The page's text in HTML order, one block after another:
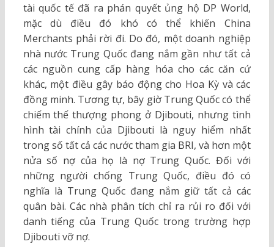
tài quốc tế đã ra phán quyết ủng hộ DP World,
mặc dù điều đó khó có thể khiến China
Merchants phải rời đi. Do đó, một doanh nghiệp
nhà nước Trung Quốc đang nắm gần như tất cả
các nguồn cung cấp hàng hóa cho các căn cứ
khác, một điều gây báo động cho Hoa Kỳ và các
đồng minh. Tương tự, bây giờ Trung Quốc có thể
chiếm thế thượng phong ở Djibouti, nhưng tình
hình tài chính của Djibouti là nguy hiểm nhất
trong số tất cả các nước tham gia BRI, và hơn một
nửa số nợ của họ là nợ Trung Quốc. Đối với
những người chống Trung Quốc, điều đó có
nghĩa là Trung Quốc đang nắm giữ tất cả các
quân bài. Các nhà phân tích chỉ ra rủi ro đối với
danh tiếng của Trung Quốc trong trường hợp
Djibouti vỡ nợ.